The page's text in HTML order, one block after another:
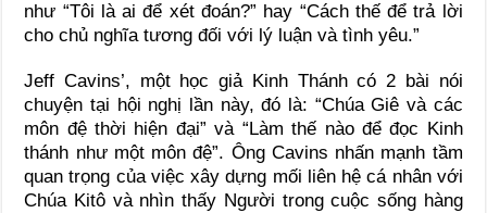
như “Tôi là ai để xét đoán?” hay “Cách thế để trả lời
cho chủ nghĩa tương đối với lý luận và tình yêu.”
Jeff Cavins’, một học giả Kinh Thánh có 2 bài nói
chuyện tại hội nghị lần này, đó là: “Chúa Giê và các
môn đệ thời hiện đại” và “Làm thế nào để đọc Kinh
thánh như một môn đệ”. Ông Cavins nhấn mạnh tầm
quan trọng của việc xây dựng mối liên hệ cá nhân với
Chúa Kitô và nhìn thấy Người trong cuộc sống hàng